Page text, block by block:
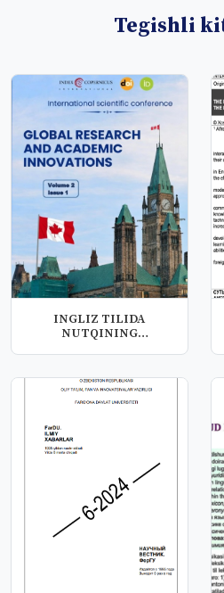
Tegishli
INGLIZ TILIDA
NUTQINING